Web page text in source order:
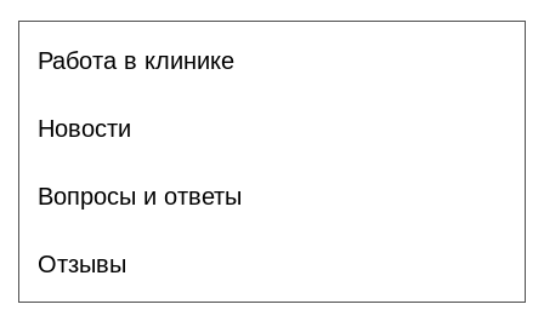
Работа в клинике
Новости
Вопросы и ответы
Отзывы